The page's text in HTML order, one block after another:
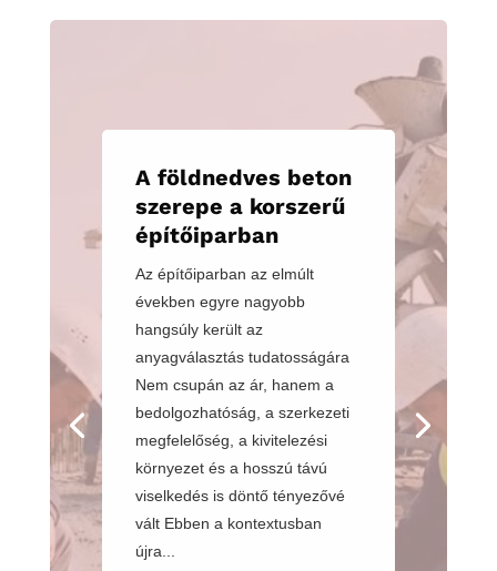
A földnedves beton
szerepe a korszerű
építőiparban
Az építőiparban az elmúlt
években egyre nagyobb
hangsúly került az
anyagválasztás tudatosságára
Nem csupán az ár, hanem a
bedolgozhatóság, a szerkezeti
megfelelőség, a kivitelezési
környezet és a hosszú távú
viselkedés is döntő tényezővé
vált Ebben a kontextusban
újra...